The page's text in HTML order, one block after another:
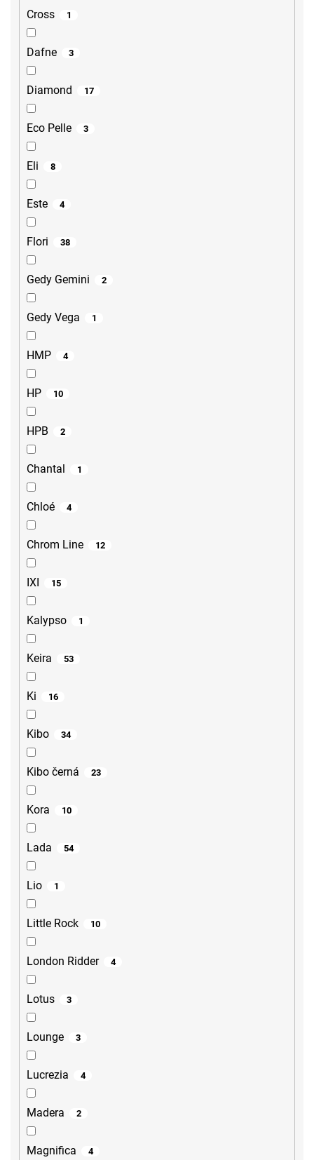
Cross 1
Dafne 3
Diamond 17
Eco Pelle 3
Eli 8
Este 4
Flori 38
Gedy Gemini 2
Gedy Vega 1
HMP 4
HP 10
HPB 2
Chantal 1
Chloé 4
Chrom Line 12
IXI 15
Kalypso 1
Keira 53
Ki 16
Kibo 34
Kibo černá 23
Kora 10
Lada 54
Lio 1
Little Rock 10
London Ridder 4
Lotus 3
Lounge 3
Lucrezia 4
Madera 2
Magnifica 4